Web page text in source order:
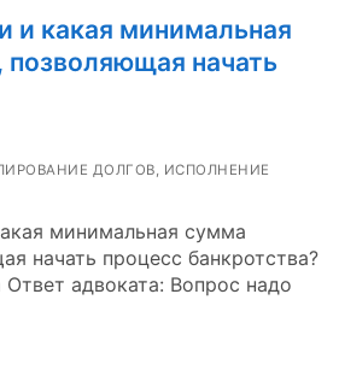
и какая минимальная
позволяющая начать
ДОЛГОВ, ИСПОЛНЕНИЕ
минимальная сумма
начать процесс банкротства?
адвоката: Вопрос надо